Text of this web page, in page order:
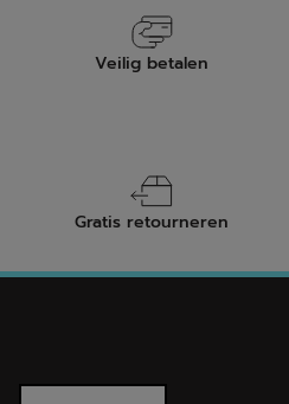
Veilig betalen
Gratis retourneren